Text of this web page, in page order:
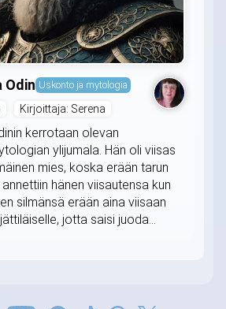
Odin Uskonto ja mytologia
Kirjoittaja: Serena
kerrotaan olevan
ylijumala. Hän oli viisas
mies, koska erään tarun
hänen viisautensa kun
silmänsä erään aina viisaan
jotta saisi juoda...